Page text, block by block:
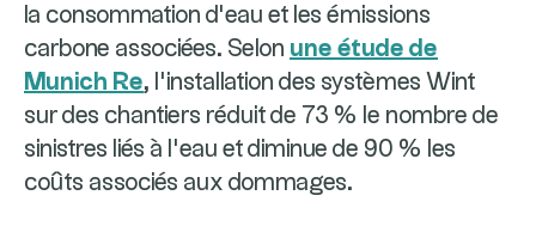
la consommation d’eau et les émissions
carbone associées. Selon une étude de
Munich Re, l’installation des systèmes Wint
sur des chantiers réduit de 73 % le nombre de
sinistres liés à l’eau et diminue de 90 % les
coûts associés aux dommages.